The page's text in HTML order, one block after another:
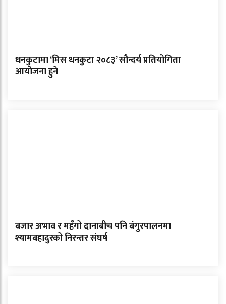
धनकुटामा ‘मिस धनकुटा २०८३’ सौन्दर्य प्रतियोगिता
आयोजना हुने
बजार अभाव र महँगो दानाबीच पनि बंगुरपालनमा
श्यामबहादुरको निरन्तर संघर्ष